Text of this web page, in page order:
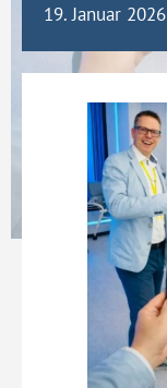
19. Januar 2026